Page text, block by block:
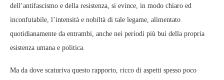
dell’antifascismo e della resistenza, si evince, in modo chiaro ed
inconfutabile, l’intensità e nobiltà di tale legame, alimentato
quotidianamente da entrambi, anche nei periodi più bui della propria
esistenza umana e politica.
Ma da dove scaturiva questo rapporto, ricco di aspetti spesso poco